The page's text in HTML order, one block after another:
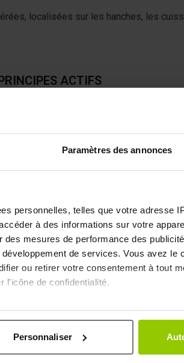
Paramètres des annonces
personnelles, telles que votre adresse
à des informations sur votre
mesures de performance des
de services. Vous avez le
ou retirer votre consentement à tout
l'icône de confidentialité.
pour en relever les caractéristiques
Personnaliser
localisées sur les hanches, les
ACTIFS
D'ALGUE
la formation de nouveaux
Favorise
en cours de finalisation.